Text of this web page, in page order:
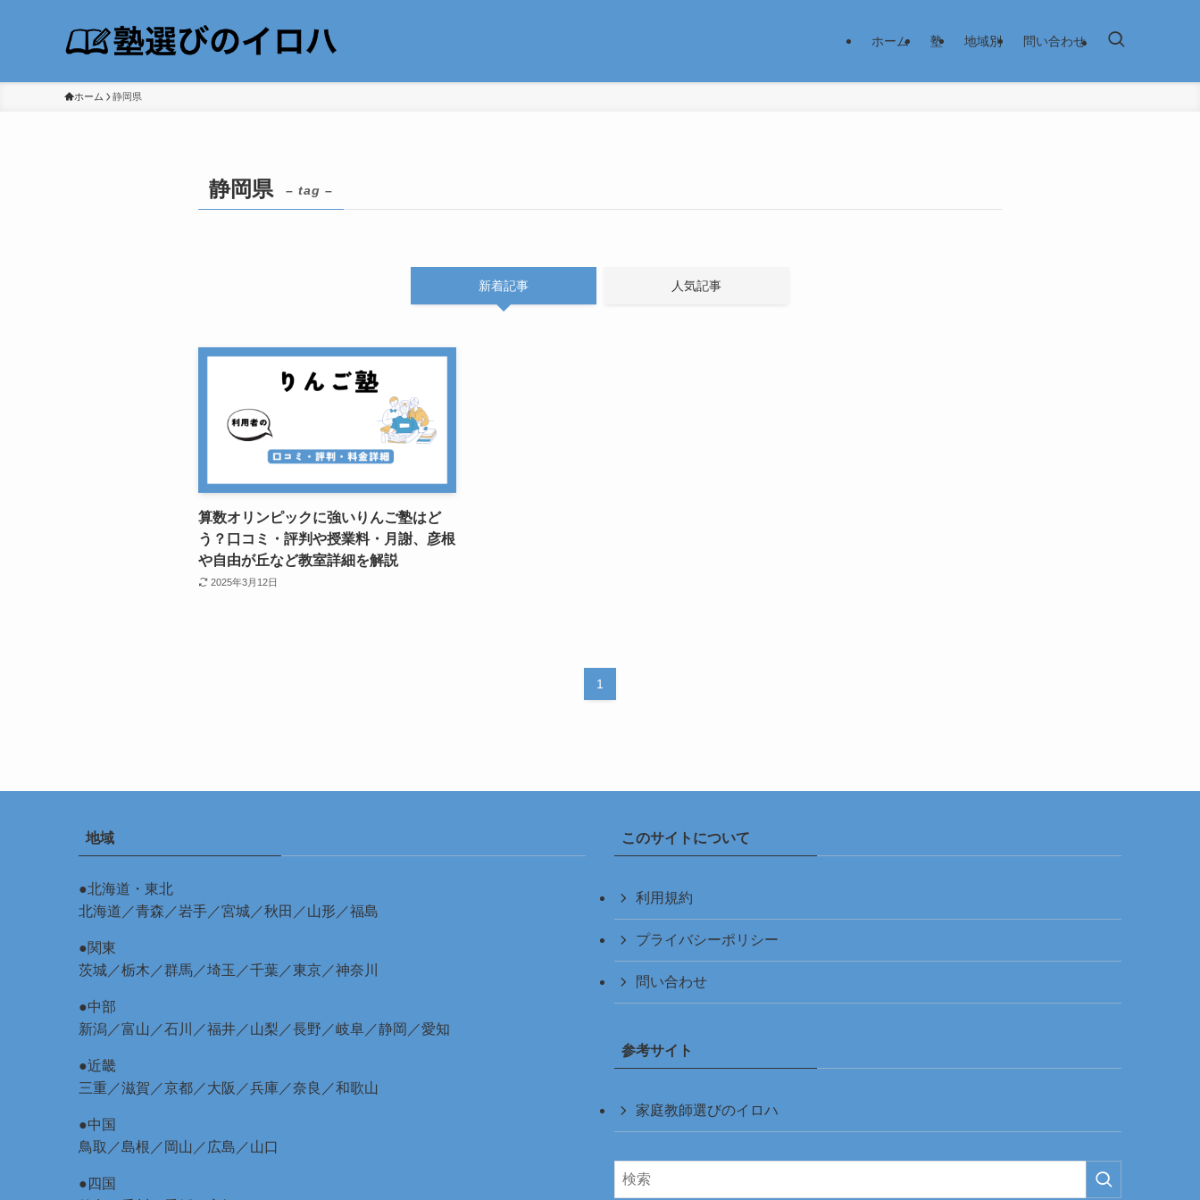
ホーム 塾 地域別 問い合わせ
ホーム 静岡県
静岡県 – tag –
新着記事 人気記事
算数オリンピックに強いりんご塾はど
う？口コミ・評判や授業料・月謝、彦根
や自由が丘など教室詳細を解説
2025年3月12日
1
地域
●北海道・東北
北海道 ／青森 ／岩手／宮城／秋田 ／山形 ／福島
●関東
茨城／栃木 ／群馬／埼玉 ／千葉 ／東京／神奈川
●中部
新潟 ／富山 ／石川 ／福井／山梨 ／長野 ／岐阜／静岡 ／愛知
●近畿
三重 ／滋賀 ／京都／大阪 ／兵庫 ／奈良 ／和歌山
●中国
鳥取 ／島根 ／ 岡山 ／広島 ／山口
●四国
このサイトについて
利用規約
プライバシーポリシー
問い合わせ
参考サイト
家庭教師選びのイロハ